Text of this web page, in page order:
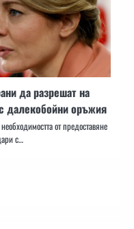
да разрешат на
далекобойни оръжия
от предоставяне
с…